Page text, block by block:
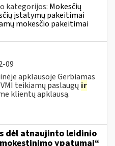
kategorijos: Mokesčių
įstatymų pakeitimai
mokesčio pakeitimai
09
apklausoje Gerbiamas
teikiamų paslaugų ir
klientų apklausą.
dėl atnaujinto leidinio
ypatumai“